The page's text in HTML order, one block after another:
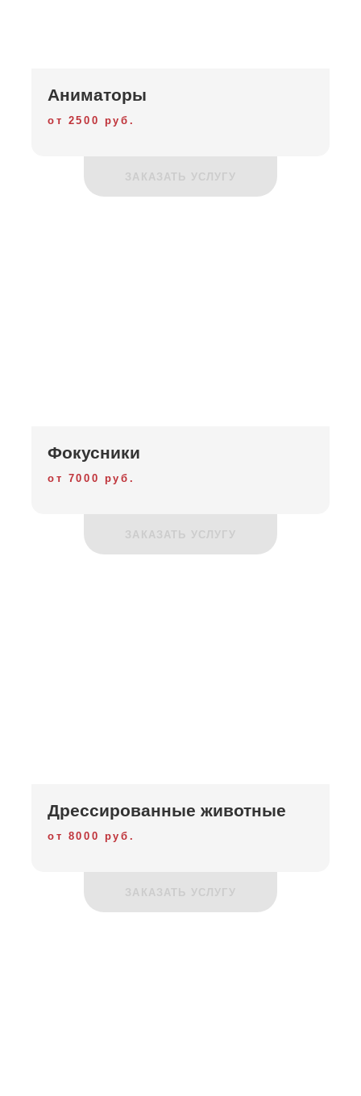
Аниматоры
от 2500 руб.
ЗАКАЗАТЬ УСЛУГУ
Фокусники
от 7000 руб.
ЗАКАЗАТЬ УСЛУГУ
Дрессированные животные
от 8000 руб.
ЗАКАЗАТЬ УСЛУГУ